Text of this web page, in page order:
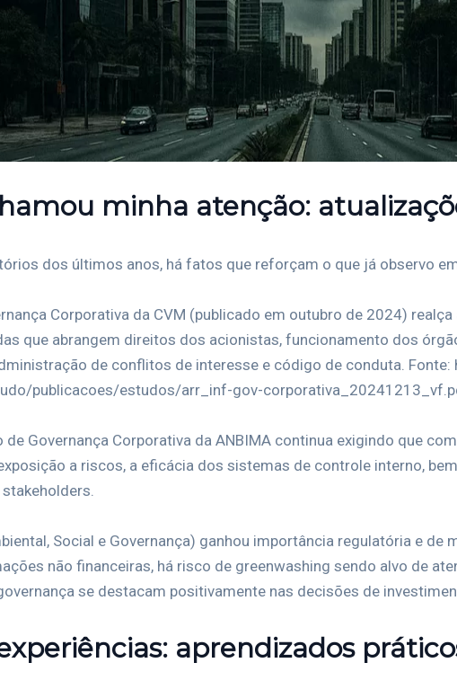
minha atenção:
dos últimos anos, há fatos que reforçam o que já observo
Corporativa da CVM (publicado em outubro de 2024)
que abrangem direitos dos acionistas, funcionamento dos
de conflitos de interesse e código de conduta.
publicacoes/estudos/arr_inf-gov-
de Governança Corporativa da ANBIMA continua exigindo que
a riscos, a eficácia dos sistemas de controle interno,
Social e Governança) ganhou importância regulatória e
não financeiras, há risco de greenwashing sendo alvo de
se destacam positivamente nas decisões de
aprendizados